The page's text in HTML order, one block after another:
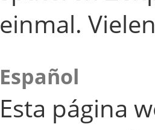
einmal.
Español
Esta página